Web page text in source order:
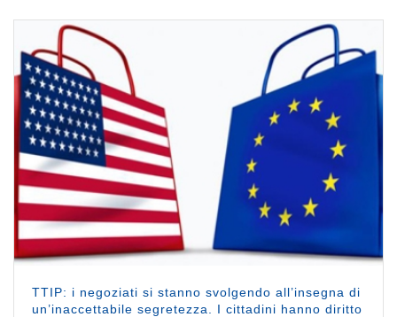
TTIP: i negoziati si stanno svolgendo all’insegna di
un’inaccettabile segretezza. I cittadini hanno diritto